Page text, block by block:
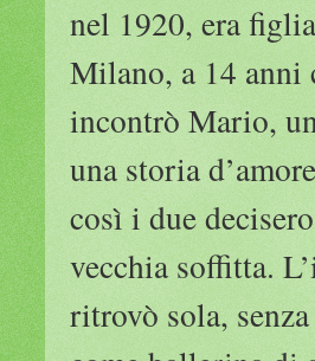
nel 1920, era
Milano, a 14 anni
incontrò Mario,
una storia
così i due
vecchia soffitta.
ritrovò sola,